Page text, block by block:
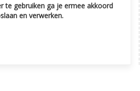
te gebruiken ga je ermee akkoord
en verwerken.